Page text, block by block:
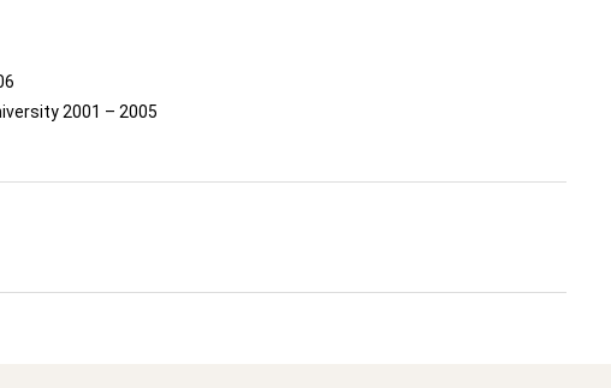
2001 – 2005